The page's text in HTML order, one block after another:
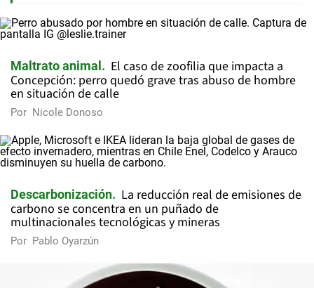
Maltrato animal
El caso de zoofilia que impacta a
Concepción: perro quedó grave tras abuso de hombre
en situación de calle
Por Nicole Donoso
Descarbonización
La reducción real de emisiones de
carbono se concentra en un puñado de
multinacionales tecnológicas y mineras
Por Pablo Oyarzún